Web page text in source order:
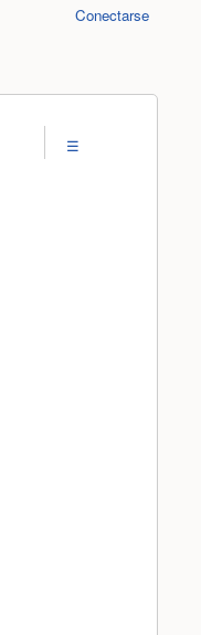
Conectarse